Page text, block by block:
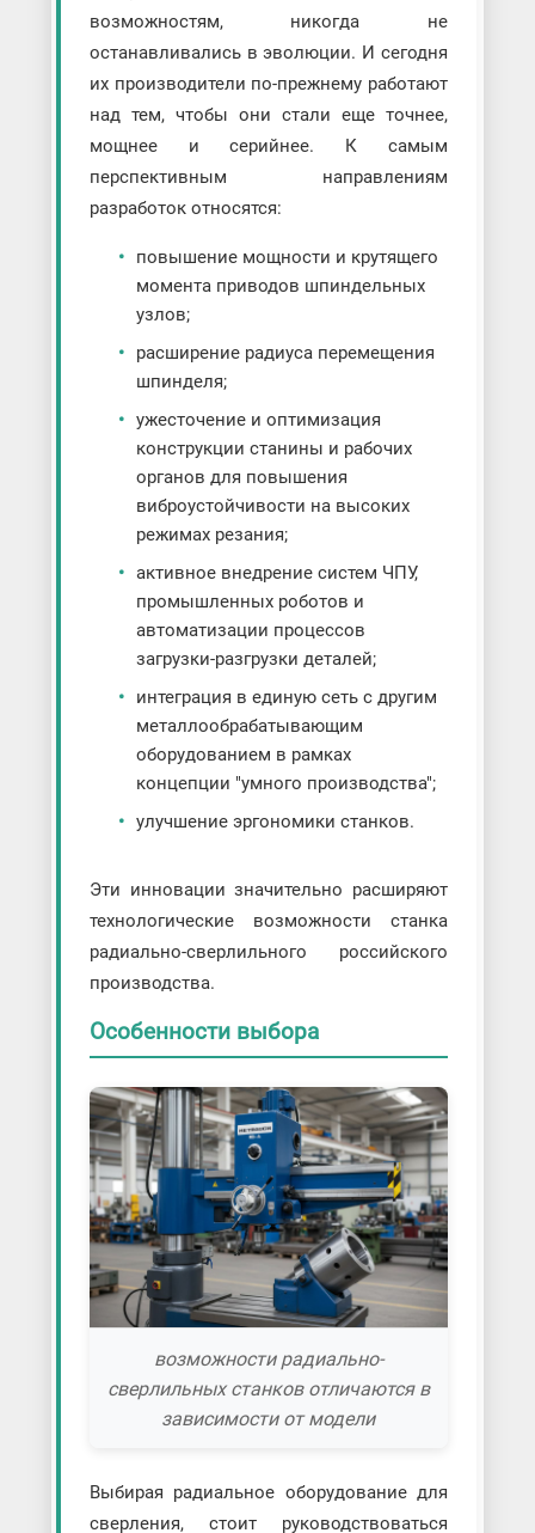
возможностям, никогда не
останавливались в эволюции. И сегодня
их производители по-прежнему работают
над тем, чтобы они стали еще точнее,
мощнее и серийнее. К самым
перспективным направлениям
разработок относятся:
повышение мощности и крутящего
момента приводов шпиндельных
узлов;
расширение радиуса перемещения
шпинделя;
ужесточение и оптимизация
конструкции станины и рабочих
органов для повышения
виброустойчивости на высоких
режимах резания;
активное внедрение систем ЧПУ,
промышленных роботов и
автоматизации процессов
загрузки-разгрузки деталей;
интеграция в единую сеть с другим
металлообрабатывающим
оборудованием в рамках
концепции "умного производства";
улучшение эргономики станков.
Эти инновации значительно расширяют
технологические возможности станка
радиально-сверлильного российского
производства.
Особенности выбора
возможности радиально-
сверлильных станков отличаются в
зависимости от модели
Выбирая радиальное оборудование для
сверления, стоит руководствоваться